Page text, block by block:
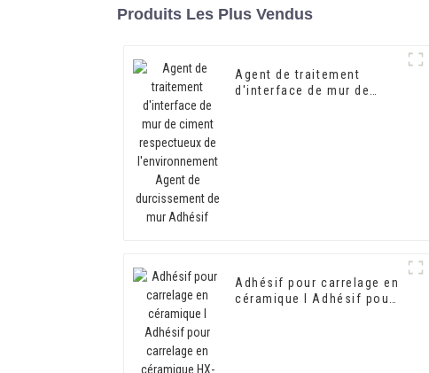
Produits Les Plus Vendus
Agent de traitement
d'interface de mur de
Adhésif pour carrelage en
céramique I Adhésif pour